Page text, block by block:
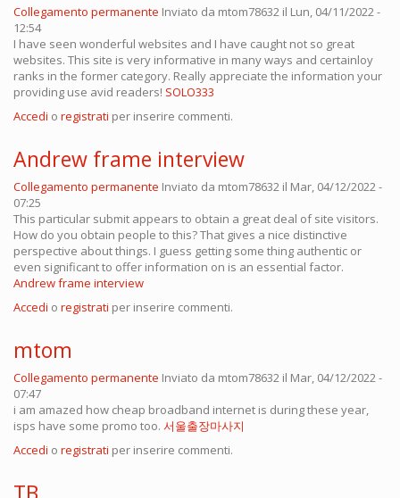
Collegamento permanente Inviato da mtom78632 il Lun, 04/11/2022 -
12:54
I have seen wonderful websites and I have caught not so great
websites. This site is very informative in many ways and certainloy
ranks in the former category. Really appreciate the information your
providing use avid readers! SOLO333
Accedi o registrati per inserire commenti.
Andrew frame interview
Collegamento permanente Inviato da mtom78632 il Mar, 04/12/2022 -
07:25
This particular submit appears to obtain a great deal of site visitors.
How do you obtain people to this? That gives a nice distinctive
perspective about things. I guess getting some thing authentic or
even significant to offer information on is an essential factor.
Andrew frame interview
Accedi o registrati per inserire commenti.
mtom
Collegamento permanente Inviato da mtom78632 il Mar, 04/12/2022 -
07:47
i am amazed how cheap broadband internet is during these year,
isps have some promo too. 서울출장마사지
Accedi o registrati per inserire commenti.